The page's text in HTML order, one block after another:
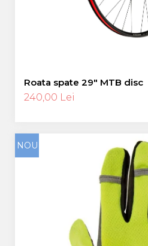
Roata spate 29″ MTB disc
240,00 Lei
NOU